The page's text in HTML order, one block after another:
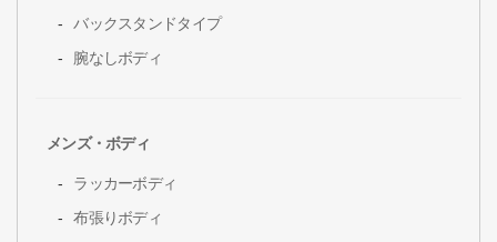
バックスタンドタイプ
腕なしボディ
メンズ・ボディ
ラッカーボディ
布張りボディ